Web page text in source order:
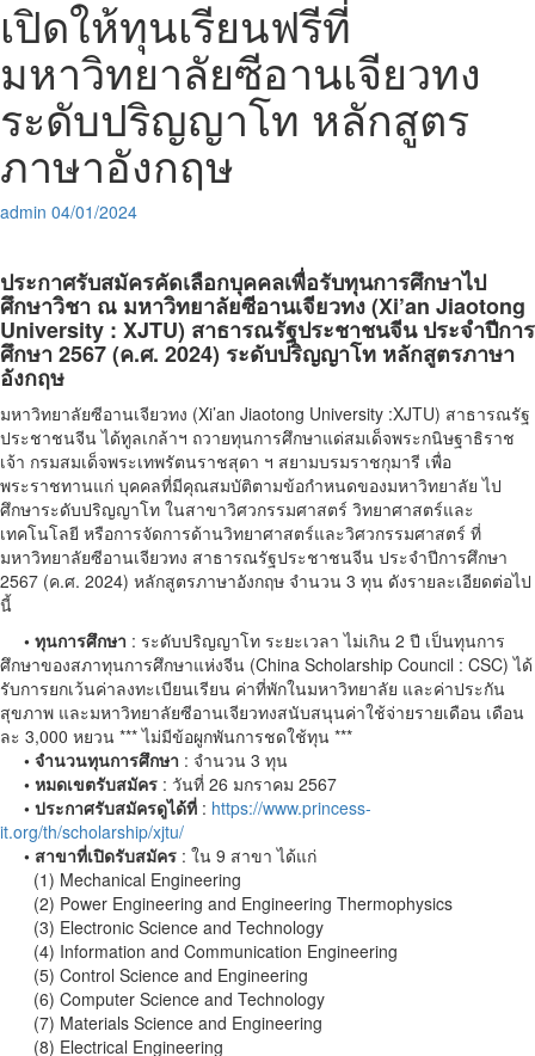
เปิดให้ทุนเรียนฟรีที่
มหาวิทยาลัยซีอานเจียวทง
ระดับปริญญาโท หลักสูตร
ภาษาอังกฤษ
admin 04/01/2024
ประกาศรับสมัครคัดเลือกบุคคลเพื่อรับทุนการศึกษาไป
ศึกษาวิชา ณ มหาวิทยาลัยซีอานเจียวทง (Xi’an Jiaotong
University : XJTU) สาธารณรัฐประชาชนจีน ประจำปีการ
ศึกษา 2567 (ค.ศ. 2024) ระดับปริญญาโท หลักสูตรภาษา
อังกฤษ
มหาวิทยาลัยซีอานเจียวทง (Xi’an Jiaotong University :XJTU) สาธารณรัฐ
ประชาชนจีน ได้ทูลเกล้าฯ ถวายทุนการศึกษาแด่สมเด็จพระกนิษฐาธิราช
เจ้า กรมสมเด็จพระเทพรัตนราชสุดา ฯ สยามบรมราชกุมารี เพื่อ
พระราชทานแก่ บุคคลที่มีคุณสมบัติตามข้อกำหนดของมหาวิทยาลัย ไป
ศึกษาระดับปริญญาโท ในสาขาวิศวกรรมศาสตร์ วิทยาศาสตร์และ
เทคโนโลยี หรือการจัดการด้านวิทยาศาสตร์และวิศวกรรมศาสตร์ ที่
มหาวิทยาลัยซีอานเจียวทง สาธารณรัฐประชาชนจีน ประจำปีการศึกษา
2567 (ค.ศ. 2024) หลักสูตรภาษาอังกฤษ จำนวน 3 ทุน ดังรายละเอียดต่อไป
นี้
• ทุนการศึกษา : ระดับปริญญาโท ระยะเวลา ไม่เกิน 2 ปี เป็นทุนการ
ศึกษาของสภาทุนการศึกษาแห่งจีน (China Scholarship Council : CSC) ได้
รับการยกเว้นค่าลงทะเบียนเรียน ค่าที่พักในมหาวิทยาลัย และค่าประกัน
สุขภาพ และมหาวิทยาลัยซีอานเจียวทงสนับสนุนค่าใช้จ่ายรายเดือน เดือน
ละ 3,000 หยวน *** ไม่มีข้อผูกพันการชดใช้ทุน ***
• จำนวนทุนการศึกษา : จำนวน 3 ทุน
• หมดเขตรับสมัคร : วันที่ 26 มกราคม 2567
• ประกาศรับสมัครดูได้ที่ : https://www.princess-
it.org/th/scholarship/xjtu/
• สาขาที่เปิดรับสมัคร : ใน 9 สาขา ได้แก่
(1) Mechanical Engineering
(2) Power Engineering and Engineering Thermophysics
(3) Electronic Science and Technology
(4) Information and Communication Engineering
(5) Control Science and Engineering
(6) Computer Science and Technology
(7) Materials Science and Engineering
(8) Electrical Engineering